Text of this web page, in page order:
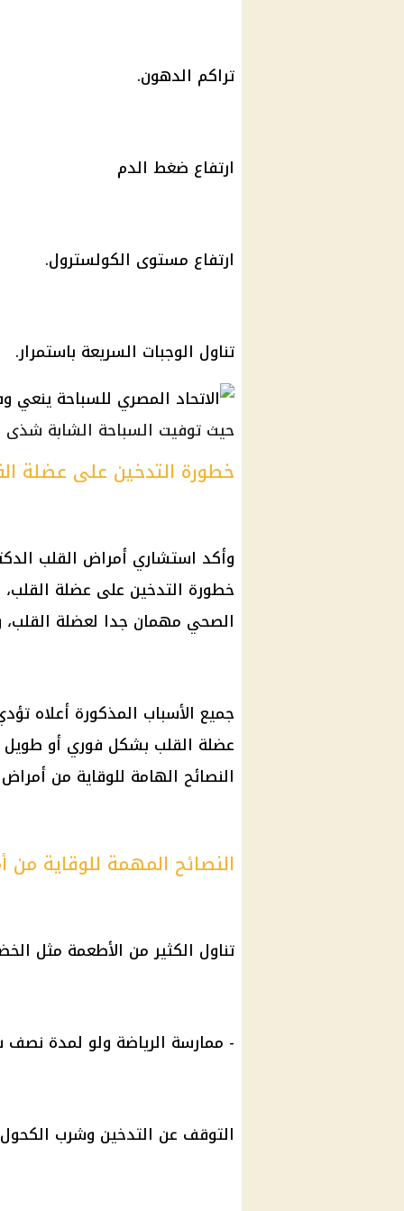
تراكم الدهون.
ارتفاع ضغط الدم
ارتفاع مستوى الكولسترول.
تناول الوجبات السريعة باستمرار.
حيث توفيت السباحة الشابة شذى
خطورة التدخين على عضلة
وأكد استشاري أمراض القلب
خطورة التدخين على عضلة
الصحي مهمان جدا لعضلة القلب،
جميع الأسباب المذكورة أعلاه
عضلة القلب بشكل فوري أو طويل
النصائح الهامة للوقاية من
النصائح المهمة للوقاية
تناول الكثير من الأطعمة مثل
- ممارسة الرياضة ولو لمدة نصف
التوقف عن التدخين وشرب الكحول